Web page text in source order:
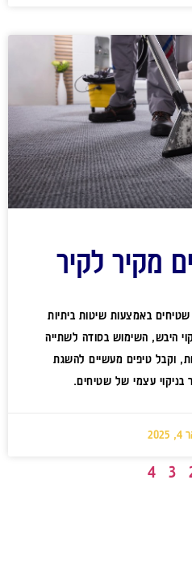
מקיר לקיר
באמצעות שיטות ביתיות
היבש, השימוש בסודה לשתייה
וקבל טיפים מעשיים להשגת
בניקוי עצמי של שטיחים.
3
4